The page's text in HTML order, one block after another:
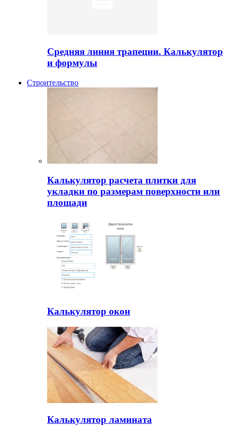
Средняя линия трапеции. Калькулятор
и формулы
Строительство
Калькулятор расчета плитки для
укладки по размерам поверхности или
площади
Калькулятор окон
Калькулятор ламината